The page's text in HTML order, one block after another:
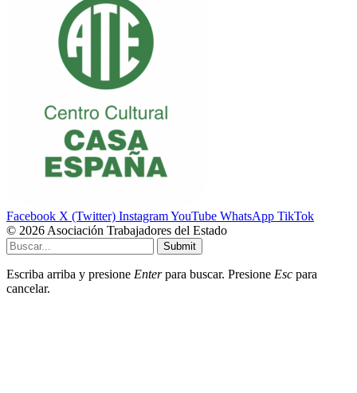
Facebook X (Twitter) InstagramYouTube WhatsApp TikTok
© 2026 Asociación Trabajadores del Estado
Submit
Escriba arriba y presione Enterpara buscar. Presione Esc para
cancelar.